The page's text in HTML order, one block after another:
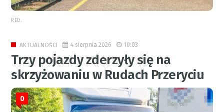
RED.
AKTUALNOŚCI 4 sierpnia 2026 10:03
Trzy pojazdy zderzyły się na
skrzyżowaniu w Rudach Przeryciu
0